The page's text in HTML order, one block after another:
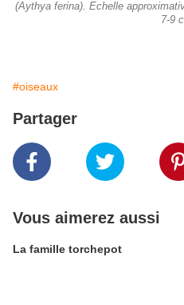
(Aythya ferina). Echelle
7-9
#oiseaux
Partager
Vous aimerez aussi
La famille torchepot